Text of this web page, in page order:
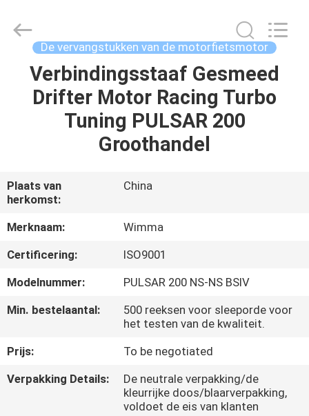
THUIS
PRODUCTEN
OVER
ONS
FABRIEKSTOCHT
KWALITEITSCONTROLE
NIEUWS
Spare
Parts
De vervangstukken van de motorfietsmotor
Verbindingsstaaf Gesmeed
Drifter Motor Racing Turbo
Tuning PULSAR 200
Groothandel
Plaats van
herkomst:
China
Merknaam:
Wimma
Certificering:
ISO9001
Modelnummer:
PULSAR 200 NS-NS BSIV
Min. bestelaantal:
500 reeksen voor sleeporde voor
het testen van de kwaliteit.
Prijs:
To be negotiated
Verpakking Details:
De neutrale verpakking/de
kleurrijke doos/blaarverpakking,
voldoet de eis van klanten